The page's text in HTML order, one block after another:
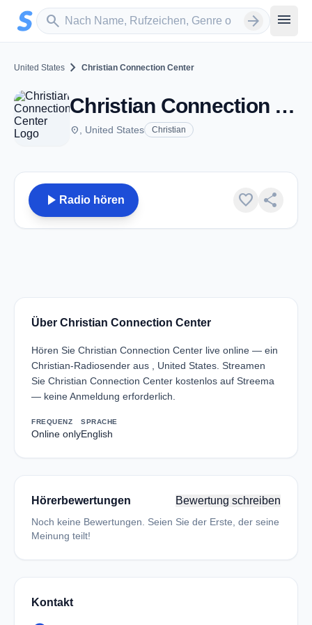
Zum Hauptinhalt springen
search
Sender suchen arrow_forward menu
United States chevron_right Christian Connection Center
Christian Connection Center
place , United States Christian
play_arrow Radio hören favorite share
Über Christian Connection Center
Hören Sie Christian Connection Center live online — ein
Christian-Radiosender aus , United States. Streamen
Sie Christian Connection Center kostenlos auf Streema
— keine Anmeldung erforderlich.
FREQUENZ
Online only
SPRACHE
English
Hörerbewertungen Bewertung schreiben
Noch keine Bewertungen. Seien Sie der Erste, der seine
Meinung teilt!
Kontakt